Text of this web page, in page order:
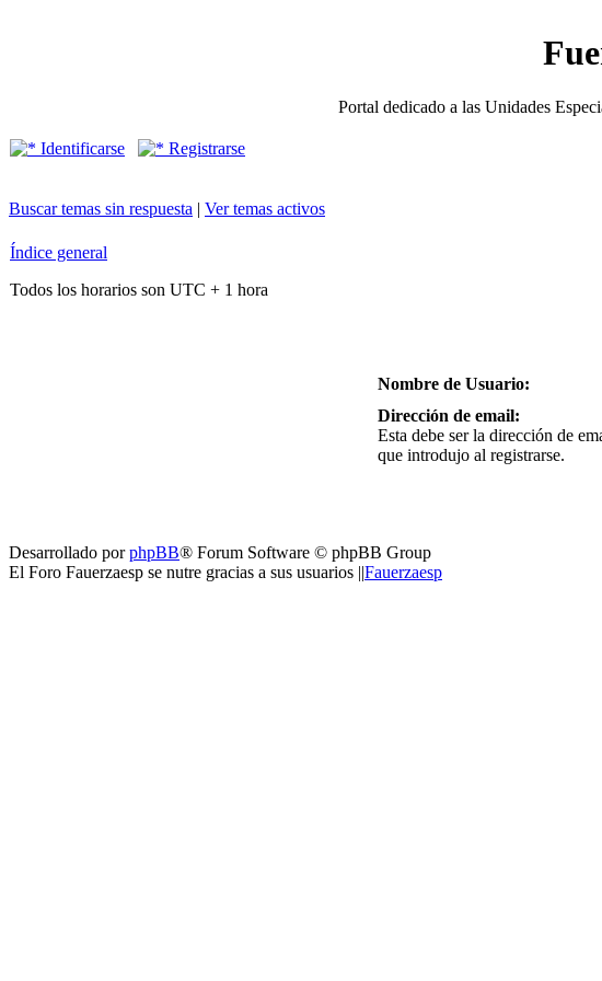
Portal dedicado a las Unidades
Identificarse
Registrarse
Buscar temas sin respuesta | Ver temas activos
Índice general
Todos los horarios son UTC + 1 hora
Nombre de Usuario:
Dirección de email:
Esta debe ser la dirección de
que introdujo al registrarse.
Desarrollado porphpBB® Forum Software © phpBB Group
El Foro Fauerzaesp se nutre gracias a sus usuarios ||Fauerzaesp